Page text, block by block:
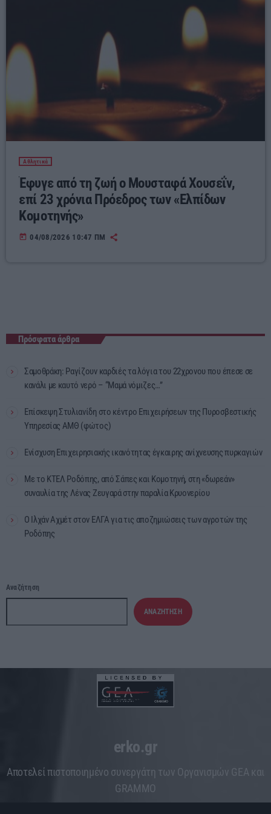
Αθλητικά
Έφυγε από τη ζωή ο Μουσταφά Χουσεΐν,
επί 23 χρόνια Πρόεδρος των «Ελπίδων
Κομοτηνής»
today 04/08/2026 10:47 ΠΜ
Πρόσφατα άρθρα
Σαμοθράκη: Ραγίζουν καρδιές τα λόγια του 22χρονου που έπεσε σε
κανάλι με καυτό νερό – “Μαμά νόμιζες…”
Επίσκεψη Στυλιανίδη στο κέντρο Επιχειρήσεων της Πυροσβεστικής
Υπηρεσίας ΑΜΘ (φώτος)
Ενίσχυση Επιχειρησιακής ικανότητας έγκαιρης ανίχνευσης πυρκαγιών
Με το ΚΤΕΛ Ροδόπης, από Σάπες και Κομοτηνή, στη «δωρεάν»
συναυλία της Λένας Ζευγαρά στην παραλία Κρυονερίου
Ο Ιλχάν Αχμέτ στον ΕΛΓΑ για τις αποζημιώσεις των αγροτών της
Ροδόπης
Αναζήτηση
ΑΝΑΖΉΤΗΣΗ
erko.gr
Aποτελεί πιστοποιημένο συνεργάτη των Οργανισμών GEA και
GRAMMO